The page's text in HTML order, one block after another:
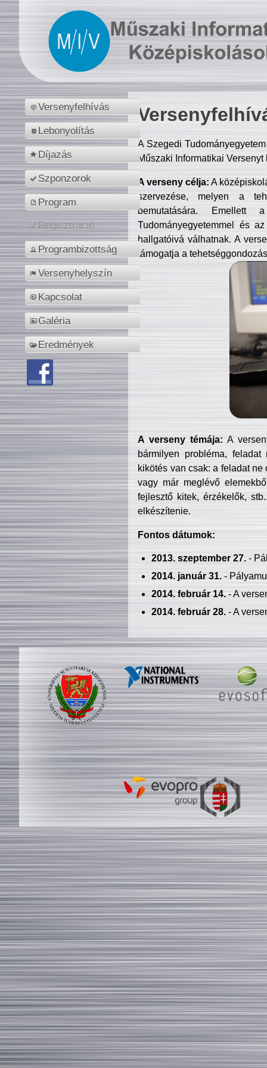
Versenyfelhívás
Lebonyolítás
Díjazás
Szponzorok
Program
Regisztráció
Programbizottság
Versenyhelyszín
Kapcsolat
Galéria
Eredmények
A Szegedi
Műszaki Informatikai
A verseny célja: A
szervezése, melyen a
bemutatására. Emellett
Tudományegyetemmel és
hallgatóivá válhatnak. A
támogatja a
A verseny témája: A
bármilyen probléma, feladat
kikötés van csak: a feladat
vagy már meglévő
fejlesztő kitek, érzékelők,
elkészítenie.
Fontos dátumok:
2013. szeptember 27.-
2014. január 31.-
2014. február 14.- A
2014. február 28.- A